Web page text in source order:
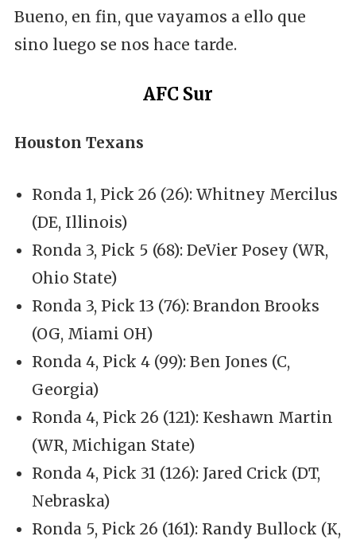
Bueno, en fin, que vayamos a ello que
sino luego se nos hace tarde.
AFC Sur
Houston Texans
Ronda 1, Pick 26 (26): Whitney Mercilus
(DE, Illinois)
Ronda 3, Pick 5 (68): DeVier Posey (WR,
Ohio State)
Ronda 3, Pick 13 (76): Brandon Brooks
(OG, Miami OH)
Ronda 4, Pick 4 (99): Ben Jones (C,
Georgia)
Ronda 4, Pick 26 (121): Keshawn Martin
(WR, Michigan State)
Ronda 4, Pick 31 (126): Jared Crick (DT,
Nebraska)
Ronda 5, Pick 26 (161): Randy Bullock (K,